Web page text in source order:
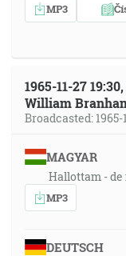
MP3
1965-11-27
William
Broadcasted: 1965-
MAGYAR
Hallottam -
MP3
DEUTSCH